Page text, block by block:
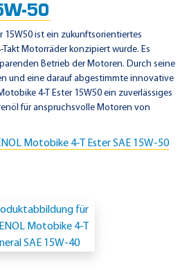
50
15W50 ist ein zukunftsorientiertes
Motorräder konzipiert wurde. Es
Betrieb der Motoren. Durch seine
und eine darauf abgestimmte innovative
4-T Ester 15W50 ein zuverlässiges
für anspruchsvolle Motoren von
Motobike 4-T Ester SAE 15W-50